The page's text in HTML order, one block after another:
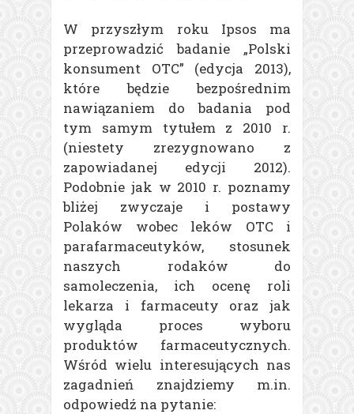
W przyszłym roku Ipsos ma
przeprowadzić badanie „Polski
konsument OTC” (edycja 2013),
które będzie bezpośrednim
nawiązaniem do badania pod
tym samym tytułem z 2010 r.
(niestety zrezygnowano z
zapowiadanej edycji 2012).
Podobnie jak w 2010 r. poznamy
bliżej zwyczaje i postawy
Polaków wobec leków OTC i
parafarmaceutyków, stosunek
naszych rodaków do
samoleczenia, ich ocenę roli
lekarza i farmaceuty oraz jak
wygląda proces wyboru
produktów farmaceutycznych.
Wśród wielu interesujących nas
zagadnień znajdziemy m.in.
odpowiedź na pytanie: